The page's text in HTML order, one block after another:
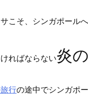
こそ、 シンガポール
ればならない炎
行の途中でシンガポ